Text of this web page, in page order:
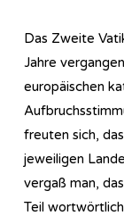
Das Zweite
Jahre
europäischen
freuten sich,
jeweiligen
vergaß man,
Teil